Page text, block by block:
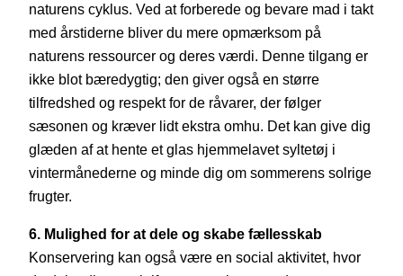
naturens cyklus. Ved at forberede og bevare mad i takt
med årstiderne bliver du mere opmærksom på
naturens ressourcer og deres værdi. Denne tilgang er
ikke blot bæredygtig; den giver også en større
tilfredshed og respekt for de råvarer, der følger
sæsonen og kræver lidt ekstra omhu. Det kan give dig
glæden af at hente et glas hjemmelavet syltetøj i
vintermånederne og minde dig om sommerens solrige
frugter.
6. Mulighed for at dele og skabe fællesskab
Konservering kan også være en social aktivitet, hvor